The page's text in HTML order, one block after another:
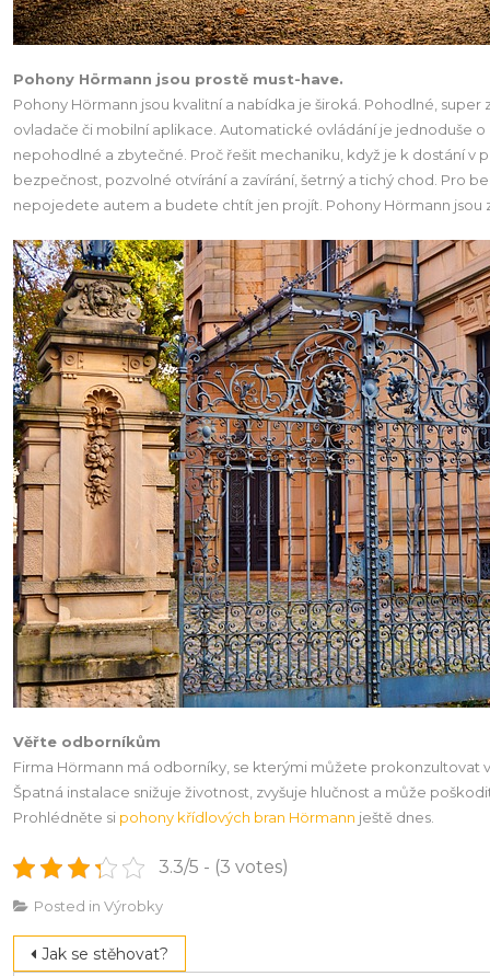
Pohony Hörmann jsou prostě must-have.
Pohony Hörmann jsou kvalitní a nabídka je široká. Pohodlné,
ovladače či mobilní aplikace. Automatické ovládání je jednoduše
nepohodlné a zbytečné. Proč řešit mechaniku, když je k dostání v
bezpečnost, pozvolné otvírání a zavírání, šetrný a tichý chod. Pro
nepojedete autem a budete chtít jen projít. Pohony Hörmann jsou
Věřte odborníkům
Firma Hörmann má odborníky, se kterými můžete prokonzultovat
Špatná instalace snižuje životnost, zvyšuje hlučnost a může
Prohlédněte si pohony křídlových bran Hörmann ještě dnes.
3.3/5 - (3 votes)
Posted inVýrobky
Navigace
Jak se stěhovat?